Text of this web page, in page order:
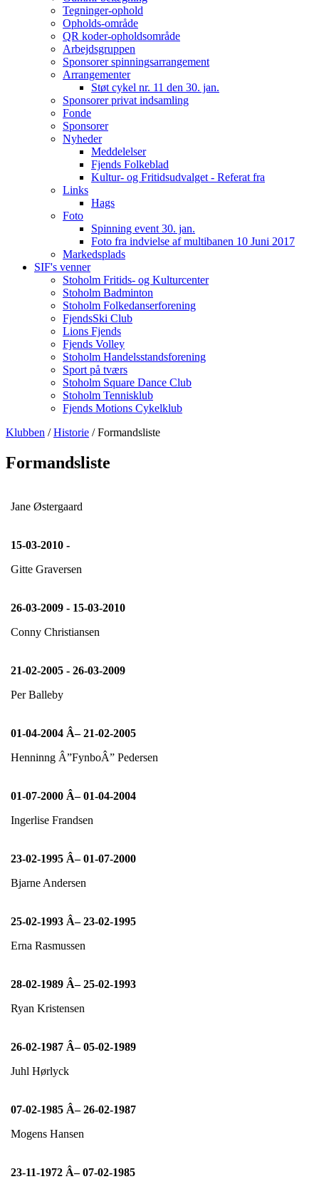
Tegninger-ophold
Opholds-område
QR koder-opholdsområde
Arbejdsgruppen
Sponsorer spinningsarrangement
Arrangementer
Støt cykel nr. 11 den 30. jan.
Sponsorer privat indsamling
Fonde
Sponsorer
Nyheder
Meddelelser
Fjends Folkeblad
Kultur- og Fritidsudvalget - Referat fra
Links
Hags
Foto
Spinning event 30. jan.
Foto fra indvielse af multibanen 10 Juni 2017
Markedsplads
SIF's venner
Stoholm Fritids- og Kulturcenter
Stoholm Badminton
Stoholm Folkedanserforening
FjendsSki Club
Lions Fjends
Fjends Volley
Stoholm Handelsstandsforening
Sport på tværs
Stoholm Square Dance Club
Stoholm Tennisklub
Fjends Motions Cykelklub
Klubben /Historie / Formandsliste
Formandsliste
Jane Østergaard
15-03-2010 -
Gitte Graversen
26-03-2009 - 15-03-2010
Conny Christiansen
21-02-2005 - 26-03-2009
Per Balleby
01-04-2004 Â– 21-02-2005
Henninng Â”FynboÂ” Pedersen
01-07-2000 Â– 01-04-2004
Ingerlise Frandsen
23-02-1995 Â– 01-07-2000
Bjarne Andersen
25-02-1993 Â– 23-02-1995
Erna Rasmussen
28-02-1989 Â– 25-02-1993
Ryan Kristensen
26-02-1987 Â– 05-02-1989
Juhl Hørlyck
07-02-1985 Â– 26-02-1987
Mogens Hansen
23-11-1972 Â– 07-02-1985